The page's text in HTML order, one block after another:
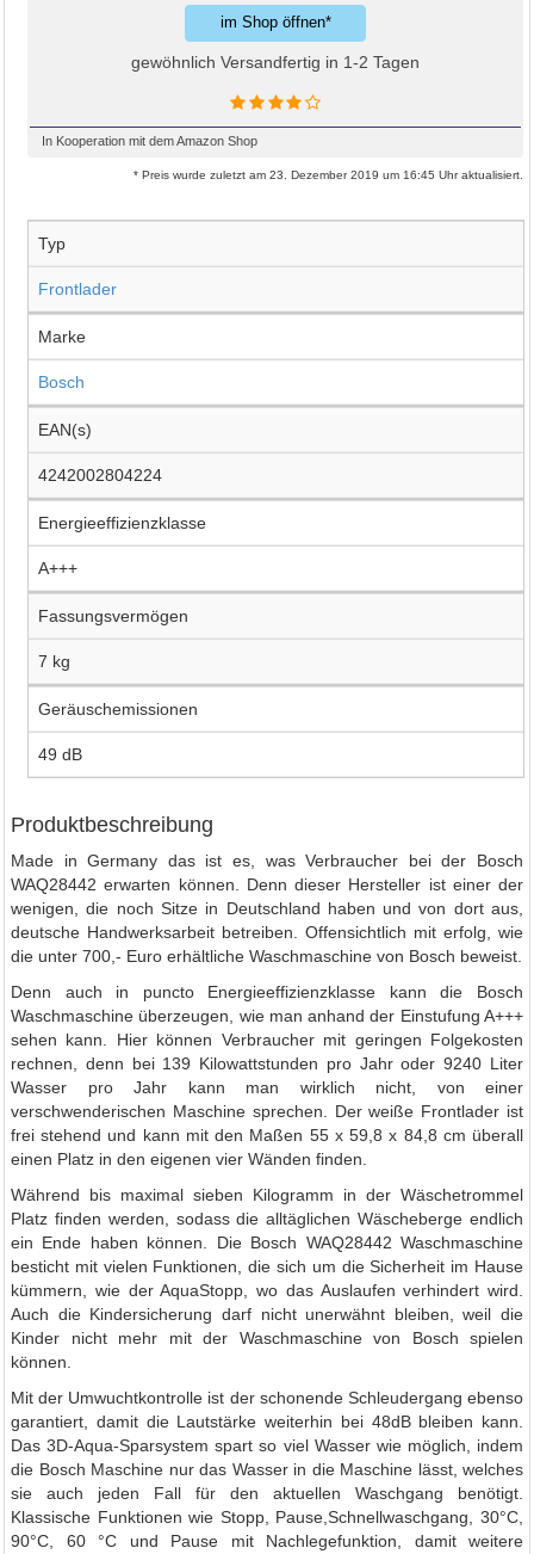
im Shop öffnen*
gewöhnlich Versandfertig in 1-2 Tagen
In Kooperation mit dem Amazon Shop
* Preis wurde zuletzt am 23. Dezember 2019 um 16:45 Uhr aktualisiert.
Typ
Frontlader
Marke
Bosch
EAN(s)
4242002804224
Energieeffizienzklasse
A+++
Fassungsvermögen
7 kg
Geräuschemissionen
49 dB
Produktbeschreibung
Made in Germany das ist es, was Verbraucher bei der Bosch
WAQ28442 erwarten können. Denn dieser Hersteller ist einer der
wenigen, die noch Sitze in Deutschland haben und von dort aus,
deutsche Handwerksarbeit betreiben. Offensichtlich mit erfolg, wie
die unter 700,- Euro erhältliche Waschmaschine von Bosch beweist.
Denn auch in puncto Energieeffizienzklasse kann die Bosch
Waschmaschine überzeugen, wie man anhand der Einstufung A+++
sehen kann. Hier können Verbraucher mit geringen Folgekosten
rechnen, denn bei 139 Kilowattstunden pro Jahr oder 9240 Liter
Wasser pro Jahr kann man wirklich nicht, von einer
verschwenderischen Maschine sprechen. Der weiße Frontlader ist
frei stehend und kann mit den Maßen 55 x 59,8 x 84,8 cm überall
einen Platz in den eigenen vier Wänden finden.
Während bis maximal sieben Kilogramm in der Wäschetrommel
Platz finden werden, sodass die alltäglichen Wäscheberge endlich
ein Ende haben können. Die Bosch WAQ28442 Waschmaschine
besticht mit vielen Funktionen, die sich um die Sicherheit im Hause
kümmern, wie der AquaStopp, wo das Auslaufen verhindert wird.
Auch die Kindersicherung darf nicht unerwähnt bleiben, weil die
Kinder nicht mehr mit der Waschmaschine von Bosch spielen
können.
Mit der Umwuchtkontrolle ist der schonende Schleudergang ebenso
garantiert, damit die Lautstärke weiterhin bei 48dB bleiben kann.
Das 3D-Aqua-Sparsystem spart so viel Wasser wie möglich, indem
die Bosch Maschine nur das Wasser in die Maschine lässt, welches
sie auch jeden Fall für den aktuellen Waschgang benötigt.
Klassische Funktionen wie Stopp, Pause,Schnellwaschgang, 30°C,
90°C, 60 °C und Pause mit Nachlegefunktion, damit weitere